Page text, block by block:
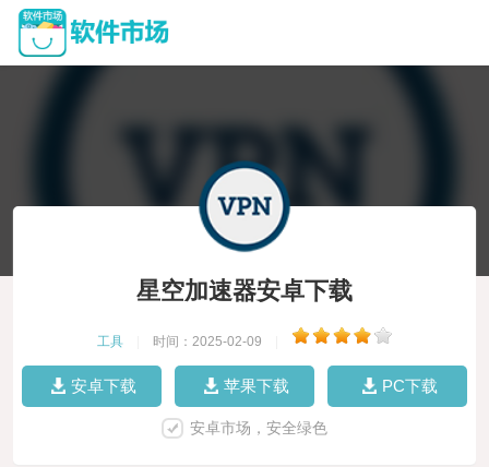
星空加速器安卓下载
工具 时间：2025-02-09
安卓下载 苹果下载 PC下载
安卓市场，安全绿色